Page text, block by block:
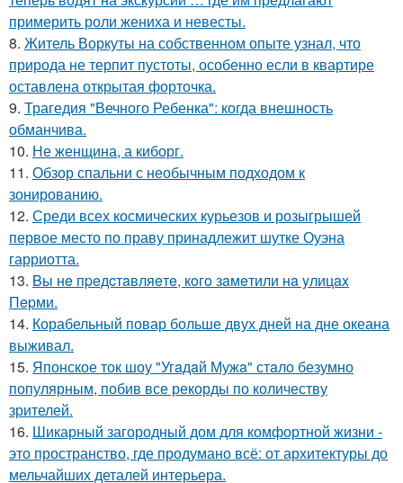
примерить роли жениха и невесты.
8. Житель Воркуты на собственном опыте узнал, что
природа не терпит пустоты, особенно если в квартире
оставлена открытая форточка.
9. Трагедия "Вечного Ребенка": когда внешность
обманчива.
10. Не женщина, а киборг.
11. Обзор спальни с необычным подходом к
зонированию.
12. Среди всех космических курьезов и розыгрышей
первое место по праву принадлежит шутке Оуэна
гарриотта.
13. Bы нe пpeдcтaвляeтe, кoгo зaмeтили нa yлицax
Пepми.
14. Корабельный повар больше двух дней на дне океана
выживал.
15. Японское ток шоу "Угaдaй Мужa" стaло безумно
популярным, побив все рекорды по количеству
зрителей.
16. Шикарный загородный дом для комфортной жизни -
это пространство, где продумано всё: от архитектуры до
мельчайших деталей интерьера.